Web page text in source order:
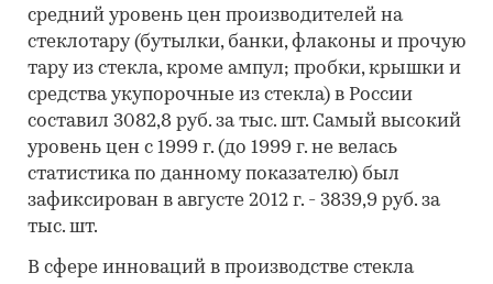
средний уровень цен производителей на
стеклотару (бутылки, банки, флаконы и прочую
тару из стекла, кроме ампул; пробки, крышки и
средства укупорочные из стекла) в России
составил 3082,8 руб. за тыс. шт. Самый высокий
уровень цен с 1999 г. (до 1999 г. не велась
статистика по данному показателю) был
зафиксирован в августе 2012 г. - 3839,9 руб. за
тыс. шт.
В сфере инноваций в производстве стекла